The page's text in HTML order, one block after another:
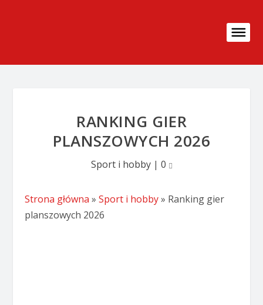
RANKING GIER
PLANSZOWYCH 2026
Sport i hobby| 0
Strona główna »Sport i hobby» Ranking gier
planszowych 2026